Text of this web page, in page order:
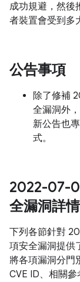
成功規避，然後
者裝置會受到多
公告事項
除了修補
全漏洞外
新公告也
式。
2022-07-
全漏洞詳情
下列各節針對
項安全漏洞提供
將各項漏洞分門
CVE ID、相關參